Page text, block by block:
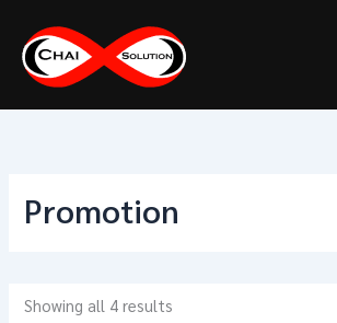
content
Promotion
Showing all 4 results